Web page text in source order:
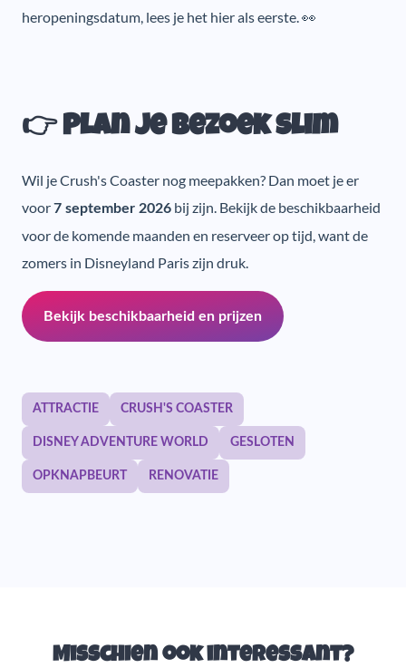
heropeningsdatum, lees je het hier als eerste. 👀
👉 Plan je bezoek slim
Wil je Crush's Coaster nog meepakken? Dan moet je er
voor7 september 2026 bij zijn. Bekijk de beschikbaarheid
voor de komende maanden en reserveer op tijd, want de
zomers in Disneyland Paris zijn druk.
Bekijk beschikbaarheid en prijzen
ATTRACTIE CRUSH'S COASTER
DISNEY ADVENTURE WORLD GESLOTEN
OPKNAPBEURT RENOVATIE
Misschien ook interessant?